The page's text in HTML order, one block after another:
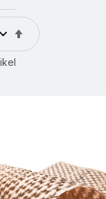
In
absteigender